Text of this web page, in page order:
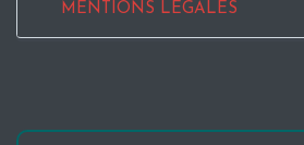
MENTIONS LEGALES